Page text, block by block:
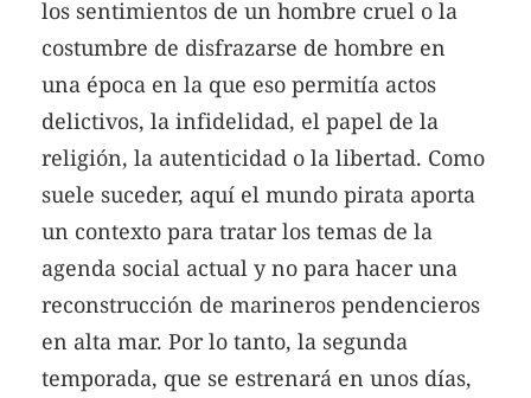
los sentimientos de un hombre cruel o la
costumbre de disfrazarse de hombre en
una época en la que eso permitía actos
delictivos, la infidelidad, el papel de la
religión, la autenticidad o la libertad. Como
suele suceder, aquí el mundo pirata aporta
un contexto para tratar los temas de la
agenda social actual y no para hacer una
reconstrucción de marineros pendencieros
en alta mar. Por lo tanto, la segunda
temporada, que se estrenará en unos días,